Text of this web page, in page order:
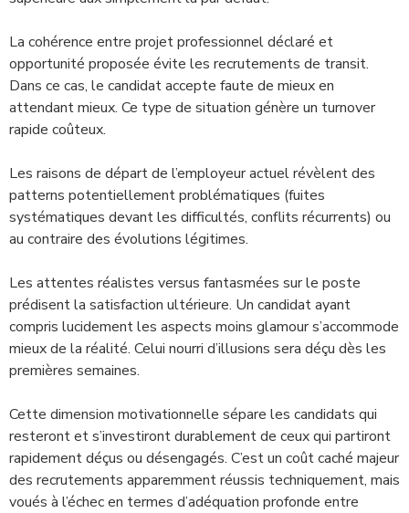
La cohérence entre projet professionnel déclaré et
opportunité proposée évite les recrutements de transit.
Dans ce cas, le candidat accepte faute de mieux en
attendant mieux. Ce type de situation génère un turnover
rapide coûteux.
Les raisons de départ de l’employeur actuel révèlent des
patterns potentiellement problématiques (fuites
systématiques devant les difficultés, conflits récurrents) ou
au contraire des évolutions légitimes.
Les attentes réalistes versus fantasmées sur le poste
prédisent la satisfaction ultérieure. Un candidat ayant
compris lucidement les aspects moins glamour s’accommode
mieux de la réalité. Celui nourri d’illusions sera déçu dès les
premières semaines.
Cette dimension motivationnelle sépare les candidats qui
resteront et s’investiront durablement de ceux qui partiront
rapidement déçus ou désengagés. C’est un coût caché majeur
des recrutements apparemment réussis techniquement, mais
voués à l’échec en termes d’adéquation profonde entre